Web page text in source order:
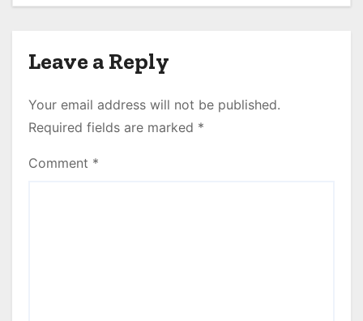
Leave a Reply
Your email address will not be published.
Required fields are marked *
Comment *